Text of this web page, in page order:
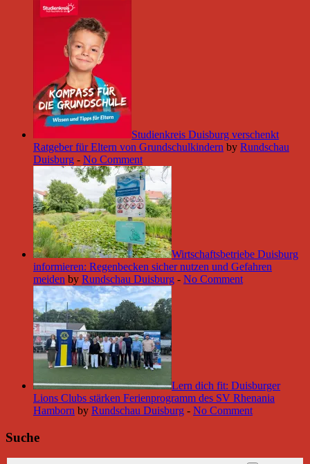
Studienkreis Duisburg verschenkt
Ratgeber für Eltern von Grundschulkindern by Rundschau
Duisburg - No Comment
Wirtschaftsbetriebe Duisburg
informieren: Regenbecken sicher nutzen und Gefahren
meiden by Rundschau Duisburg - No Comment
Lern dich fit: Duisburger
Lions Clubs stärken Ferienprogramm des SV Rhenania
Hamborn by Rundschau Duisburg - No Comment
Suche